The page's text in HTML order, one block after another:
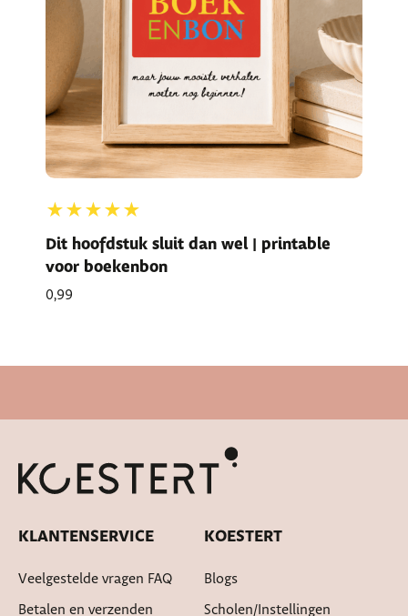
★★★★★
Dit hoofdstuk sluit dan wel | printable
voor boekenbon
0,99
KLANTENSERVICE
Veelgestelde vragen FAQ
Betalen en verzenden
KOESTERT
Blogs
Scholen/instellingen